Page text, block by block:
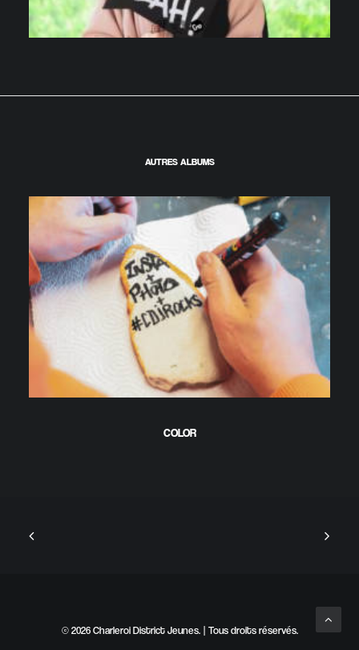
AUTRES ALBUMS
COLOR
© 2026 Charleroi District Jeunes. | Tous droits réservés.